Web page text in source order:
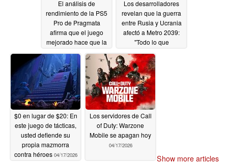
El análisis de
rendimiento de la PS5
Pro de Pragmata
afirma que el juego
mejorado hace que la
consola sea esencial
04/20/2026
Los desarrolladores
revelan que la guerra
entre Rusia y Ucrania
afectó a Metro 2039:
"Todo lo que
planeamos cambió"
04/19/2026
$0 en lugar de $20: En
este juego de tácticas,
usted defiende su
propia mazmorra
contra héroes 04/17/2026
Los servidores de Call
of Duty: Warzone
Mobile se apagan hoy
04/17/2026
Show more articles